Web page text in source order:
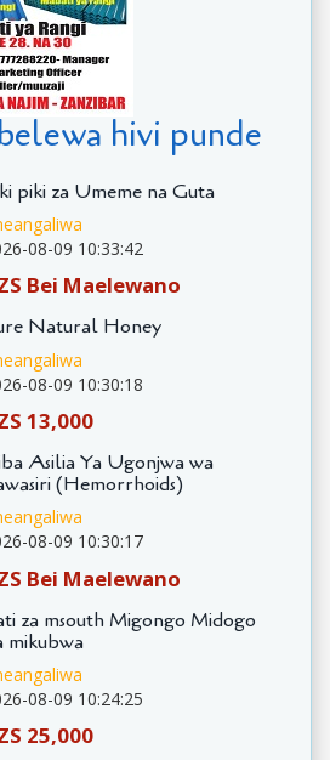
hivi punde
piki za Umeme na Guta
08-09 10:33:42
Bei Maelewano
Natural Honey
08-09 10:30:18
13,000
Asilia Ya Ugonjwa wa
(Hemorrhoids)
08-09 10:30:17
Bei Maelewano
za msouth Migongo Midogo
mikubwa
08-09 10:24:25
25,000